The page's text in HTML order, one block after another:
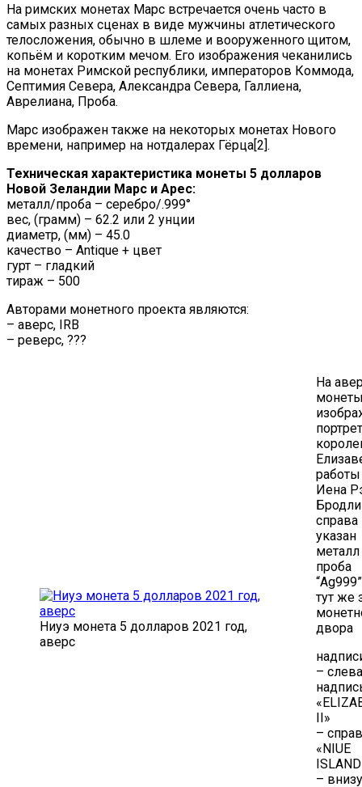
На римских монетах Марс встречается очень часто в
самых разных сценах в виде мужчины атлетического
телосложения, обычно в шлеме и вооруженного щитом,
копьём и коротким мечом. Его изображения чеканились
на монетах Римской республики, императоров Коммода,
Септимия Севера, Александра Севера, Галлиена,
Аврелиана, Проба.
Марс изображен также на некоторых монетах Нового
времени, например на нотдалерах Гёрца[2].
Техническая характеристика монеты 5 долларов
Новой Зеландии Марс и Арес:
металл/проба – серебро/.999°
вес, (грамм) – 62.2 или 2 унции
диаметр, (мм) – 45.0
качество – Antique + цвет
гурт – гладкий
тираж – 500
Авторами монетного проекта являются:
– аверс, IRB
– реверс, ???
Ниуэ монета 5 долларов 2021 год,
аверс
На
портрет
работы
Иена
Бродли
справа
указан
металл
проба
“Ag999”
тут же
двора
– слева
II»
–
«NIUE
– внизу